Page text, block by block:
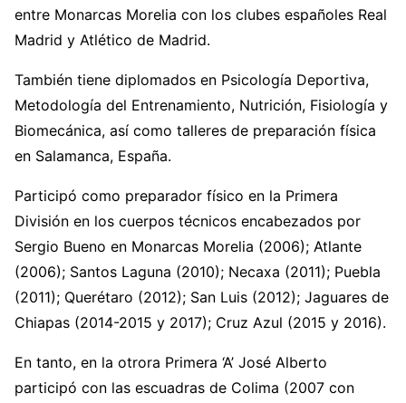
entre Monarcas Morelia con los clubes españoles Real
Madrid y Atlético de Madrid.
También tiene diplomados en Psicología Deportiva,
Metodología del Entrenamiento, Nutrición, Fisiología y
Biomecánica, así como talleres de preparación física
en Salamanca, España.
Participó como preparador físico en la Primera
División en los cuerpos técnicos encabezados por
Sergio Bueno en Monarcas Morelia (2006); Atlante
(2006); Santos Laguna (2010); Necaxa (2011); Puebla
(2011); Querétaro (2012); San Luis (2012); Jaguares de
Chiapas (2014-2015 y 2017); Cruz Azul (2015 y 2016).
En tanto, en la otrora Primera ‘A’ José Alberto
participó con las escuadras de Colima (2007 con